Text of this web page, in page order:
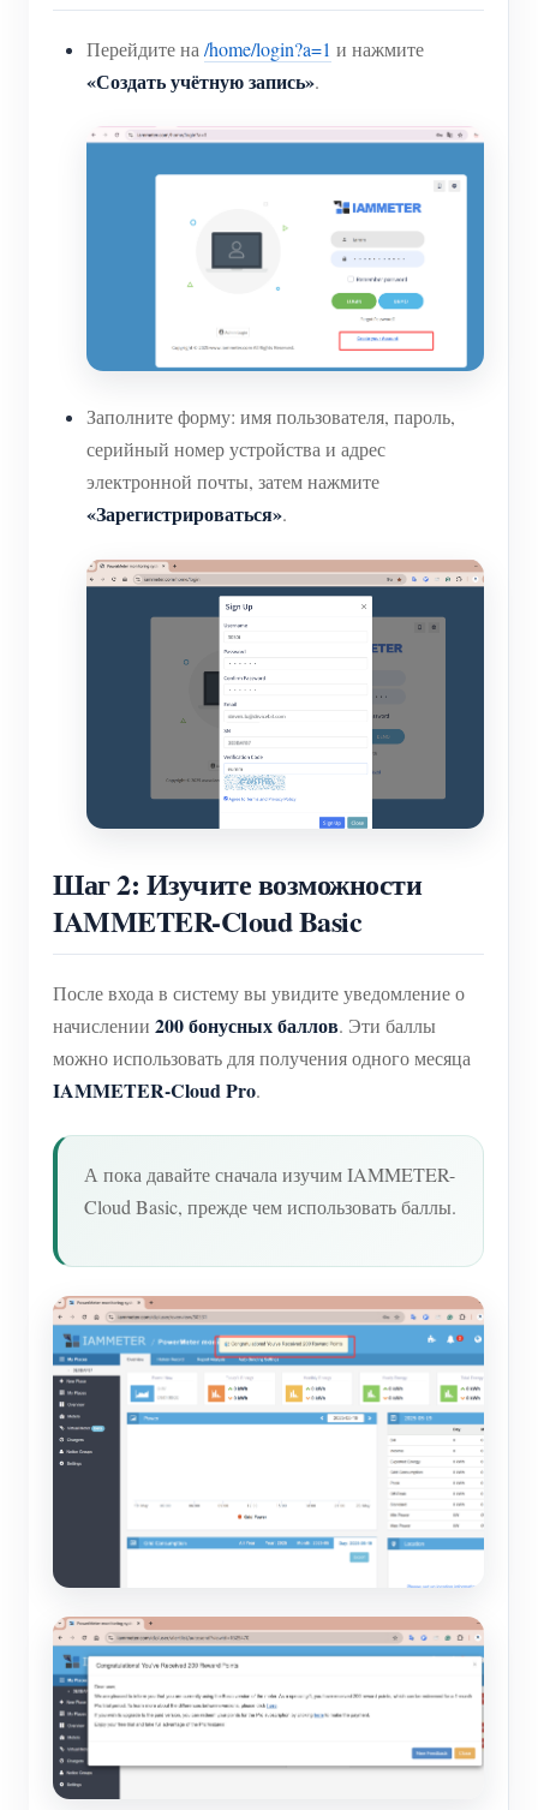
Перейдите на /home/login?a=1 и нажмите
«Создать учётную запись».
Заполните форму: имя пользователя, пароль,
серийный номер устройства и адрес
электронной почты, затем нажмите
«Зарегистрироваться».
Шаг 2: Изучите возможности
IAMMETER-Cloud Basic
После входа в систему вы увидите уведомление о
начислении 200 бонусных баллов. Эти баллы
можно использовать для получения одного месяца
IAMMETER-Cloud Pro.
А пока давайте сначала изучим IAMMETER-
Cloud Basic, прежде чем использовать баллы.